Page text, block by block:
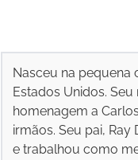
Nasceu na pequena
Estados Unidos.
homenagem a
irmãos. Seu pai,
e trabalhou como